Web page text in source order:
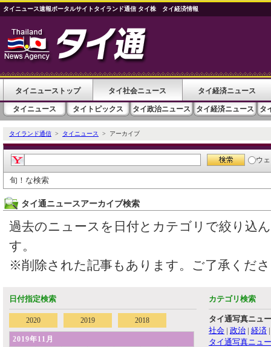
タイニュース速報ポータルサイトタイランド通信 タイ株 タイ経済情報
タイニューストップ タイ社会ニュース タイ経済ニュース
タイニュース タイトピックス タイ政治ニュース タイ経済ニュース タ
タイランド通信 > タイニュース > アーカイブ
ウ
旬！な検索
タイ通ニュースアーカイブ検索
過去のニュースを日付とカテゴリで絞り込
す。
※削除された記事もあります。ご了承くだ
日付指定検索
2020 2019 2018
2019年11月
カテゴリ検索
タイ通写真ニュ
社会 | 政治 | 経済
タイ通写真ニュ